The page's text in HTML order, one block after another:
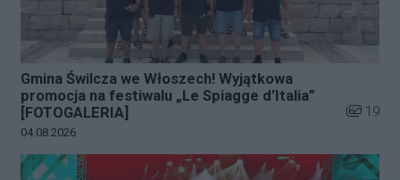
Gmina Świlcza we Włoszech! Wyjątkowa
promocja na festiwalu „Le Spiagge d’Italia”
[FOTOGALERIA]
Liczba
19
Data dodania galerii:
04.08.2026